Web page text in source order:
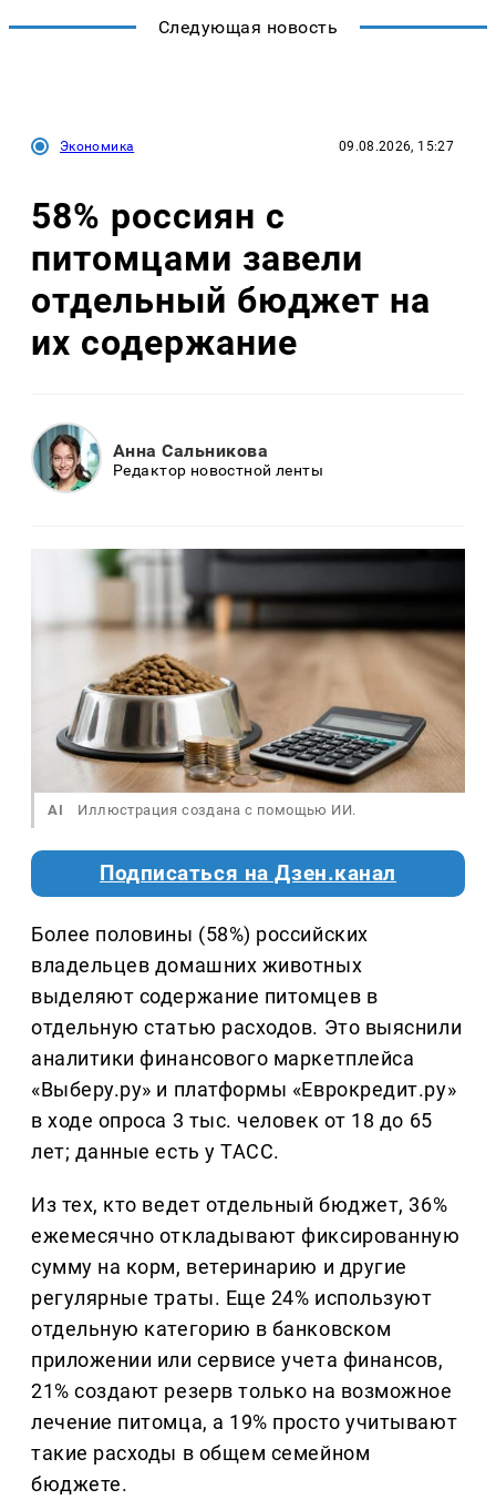
Следующая новость
Экономика 09.08.2026, 15:27
58% россиян с
питомцами завели
отдельный бюджет на
их содержание
Анна Сальникова
Редактор новостной ленты
AI Иллюстрация создана с помощью ИИ.
Подписаться на Дзен.канал
Более половины (58%) российских
владельцев домашних животных
выделяют содержание питомцев в
отдельную статью расходов. Это выяснили
аналитики финансового маркетплейса
«Выберу.ру» и платформы «Еврокредит.ру»
в ходе опроса 3 тыс. человек от 18 до 65
лет; данные есть у ТАСС.
Из тех, кто ведет отдельный бюджет, 36%
ежемесячно откладывают фиксированную
сумму на корм, ветеринарию и другие
регулярные траты. Еще 24% используют
отдельную категорию в банковском
приложении или сервисе учета финансов,
21% создают резерв только на возможное
лечение питомца, а 19% просто учитывают
такие расходы в общем семейном
бюджете.